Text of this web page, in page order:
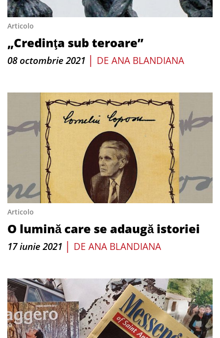
Articolo
„Credinţa sub teroare”
08 octombrie 2021 | DE ANA BLANDIANA
Articolo
O lumină care se adaugă istoriei
17 iunie 2021 | DE ANA BLANDIANA